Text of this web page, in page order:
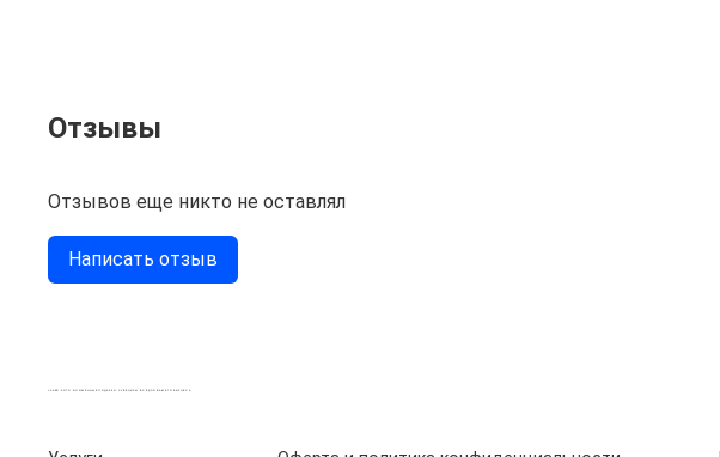
Отзывы
Отзывов еще никто не оставлял
Написать отзыв
LASER-FOTO.RU ИМЕННЫЕ ПОДАРКИ. СУВЕНИРЫ. ВСЁ ДЛЯ ВАШЕГО БИЗНЕСА